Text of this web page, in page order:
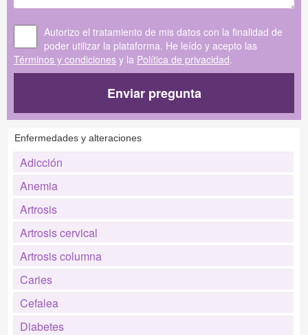
Autorizo el tratamiento de mis datos con la finalidad de
poder utilizar la plataforma. He leído y acepto las
Términos y condiciones y la Política de privacidad.
Enviar pregunta
Enfermedades y alteraciones
Adicción
Anemia
Artrosis
Artrosis cervical
Artrosis columna
Caries
Cefalea
Diabetes